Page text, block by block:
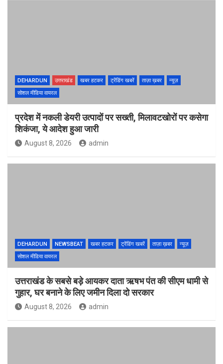
DEHARDUN उत्तराखंड खबर हटकर ट्रेंडिंग खबरें ताज़ा ख़बर
न्यूज़
सोशल मीडिया वायरल
प्रदेश में नकली डेयरी उत्पादों पर सख्ती, मिलावटखोरों पर कसेगा
शिकंजा, ये आदेश हुआ जारी
August 8, 2026 admin
DEHARDUN NEWSBEAT खबर हटकर ट्रेंडिंग खबरें ताज़ा ख़बर
न्यूज़
सोशल मीडिया वायरल
उत्तराखंड के सबसे बड़े आयकर दाता ऋषभ पंत की सीएम धामी से
गुहार, घर बनाने के लिए जमीन दिला दो सरकार
August 8, 2026 admin